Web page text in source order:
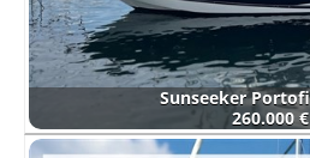
Sunseeker
260.000 €